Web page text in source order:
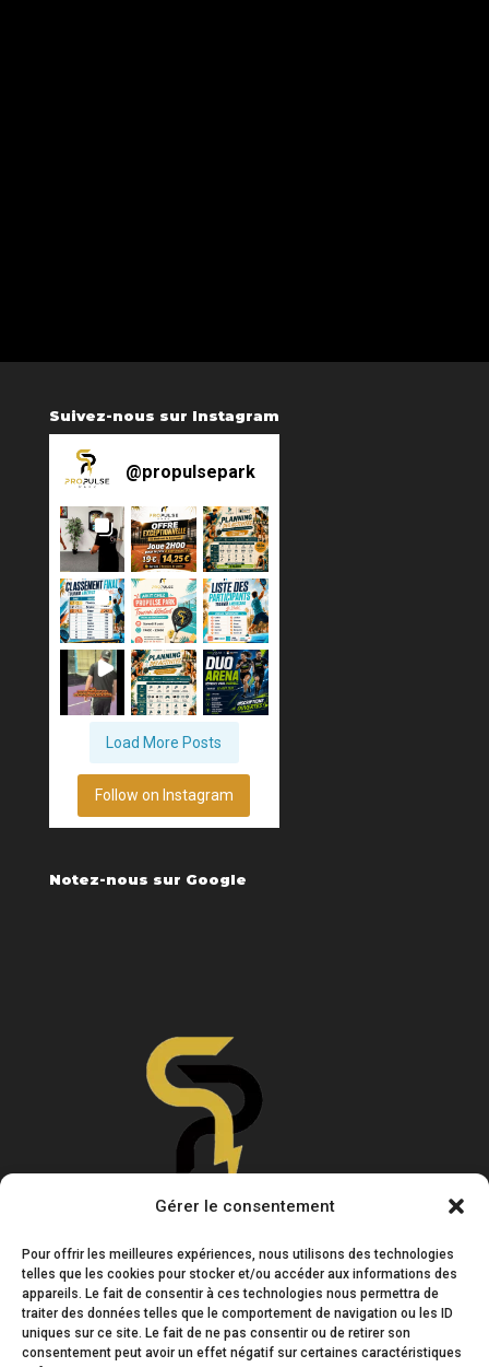
Gérer le consentement
Pour offrir les meilleures expériences, nous utilisons des technologies
telles que les cookies pour stocker et/ou accéder aux informations des
appareils. Le fait de consentir à ces technologies nous permettra de
traiter des données telles que le comportement de navigation ou les ID
uniques sur ce site. Le fait de ne pas consentir ou de retirer son
consentement peut avoir un effet négatif sur certaines caractéristiques
Suivez-nous sur Instagram
@propulsepark
Load More Posts
Follow on Instagram
Notez-nous sur Google